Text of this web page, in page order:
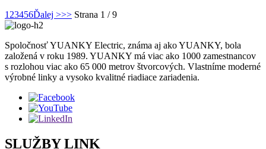
1 23456Ďalej >>> Strana 1 / 9
Spoločnosť YUANKY Electric, známa aj ako YUANKY, bola
založená v roku 1989. YUANKY má viac ako 1000 zamestnancov
s rozlohou viac ako 65 000 metrov štvorcových. Vlastníme moderné
výrobné linky a vysoko kvalitné riadiace zariadenia.
SLUŽBY LINK